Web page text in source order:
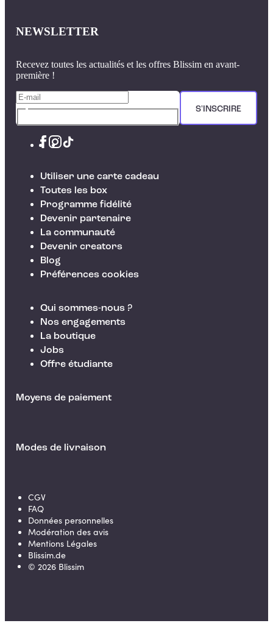
NEWSLETTER
Recevez toutes les actualités et les offres Blissim en avant-
première !
S'INSCRIRE
Utiliser une carte cadeau
Toutes les box
Programme fidélité
Devenir partenaire
La communauté
Devenir creators
Blog
Préférences cookies
Qui sommes-nous ?
Nos engagements
La boutique
Jobs
Offre étudiante
Moyens de paiement
Modes de livraison
CGV
FAQ
Données personnelles
Modération des avis
Mentions Légales
Blissim.de
© 2026 Blissim